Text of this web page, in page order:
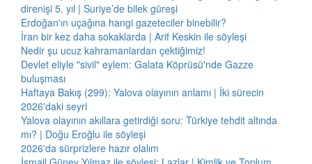
direnişi 5. yıl | Suriye’de bilek güreşi
Erdoğan'ın uçağına hangi gazeteciler binebilir?
İran bir kez daha sokaklarda | Arif Keskin ile söyleşi
Nedir şu ucuz kahramanlardan çektiğimiz!
Devlet eliyle "sivil" eylem: Galata Köprüsü'nde Gazze
buluşması
Haftaya Bakış (299): Yalova olayının anlamı | İki sürecin
2026'daki seyri
Yalova olayının akıllara getirdiği soru: Türkiye tehdit altında
mı? | Doğu Eroğlu ile söyleşi
2026'da sürprizlere hazır olalım